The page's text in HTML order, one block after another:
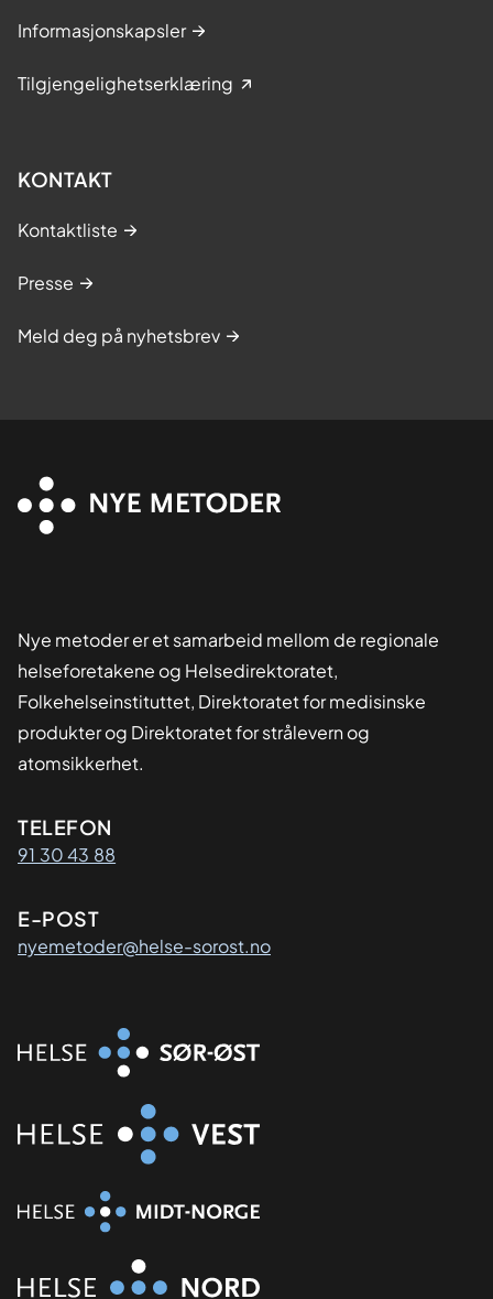
Informasjonskapsler
Tilgjengelighetserklæring
KONTAKT
Kontaktliste
Presse
Meld deg på nyhetsbrev
Nye metoder er et samarbeid mellom de regionale
helseforetakene og Helsedirektoratet,
Folkehelseinstituttet, Direktoratet for medisinske
produkter og Direktoratet for strålevern og
atomsikkerhet.
Kontaktinformasjon
TELEFON
91 30 43 88
E-POST
nyemetoder@helse-sorost.no
Organisasjon